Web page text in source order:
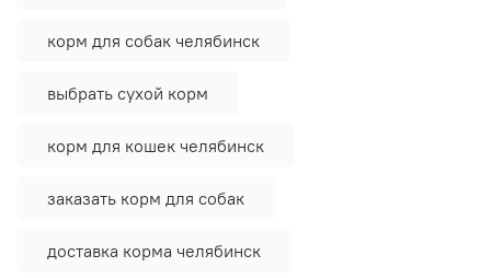
корм для собак челябинск
выбрать сухой корм
корм для кошек челябинск
заказать корм для собак
доставка корма челябинск